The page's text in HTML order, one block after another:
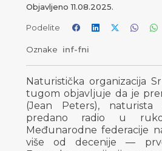
Objavljeno11.08.2025.
Podelite
Oznake inf-fni
Naturistička organizacija
tugom objavljuje da je
(Jean Peters),
predano radio u
Međunarodne federacije
više od decenije —